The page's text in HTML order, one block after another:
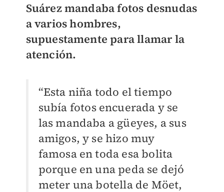
Suárez mandaba fotos desnudas
a varios hombres,
supuestamente para llamar la
atención.
“Esta niña todo el tiempo
subía fotos encuerada y se
las mandaba a güeyes, a sus
amigos, y se hizo muy
famosa en toda esa bolita
porque en una peda se dejó
meter una botella de Möet,